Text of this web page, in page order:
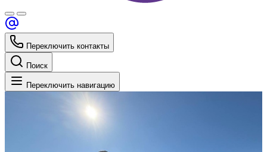
Переключить контакты
Поиск
Переключить навигацию